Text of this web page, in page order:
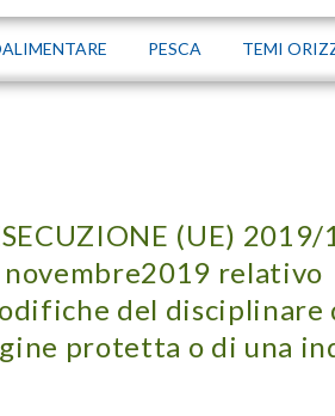
PESCA TEMI
(UE)
novembre2019 relativo
del disciplinare
protetta o di una